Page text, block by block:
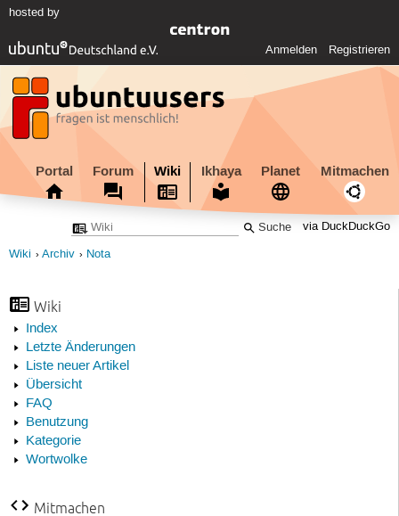
hosted by
Anmelden Registrieren
Portal Forum Wiki Ikhaya Planet Mitmachen
via DuckDuckGo
Wiki Archiv Nota
Wiki
Index
Letzte Änderungen
Liste neuer Artikel
Übersicht
FAQ
Benutzung
Kategorie
Wortwolke
Mitmachen